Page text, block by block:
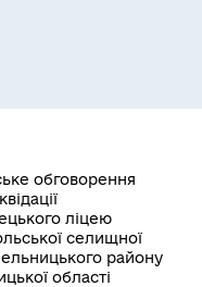
обговорення
ліцею
селищної
району
області